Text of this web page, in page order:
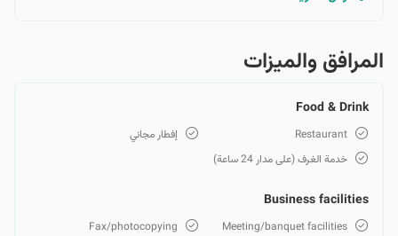
حد كبير على تاريخ سفرك وسعة وميزات الغرفة التي تختارها للإقامة.
المرافق والمیزات
Food & Drink
Restaurant
إفطار مجاني
خدمة الغرف (على مدار 24 ساعة)
Business facilities
Meeting/banquet facilities
Fax/photocopying